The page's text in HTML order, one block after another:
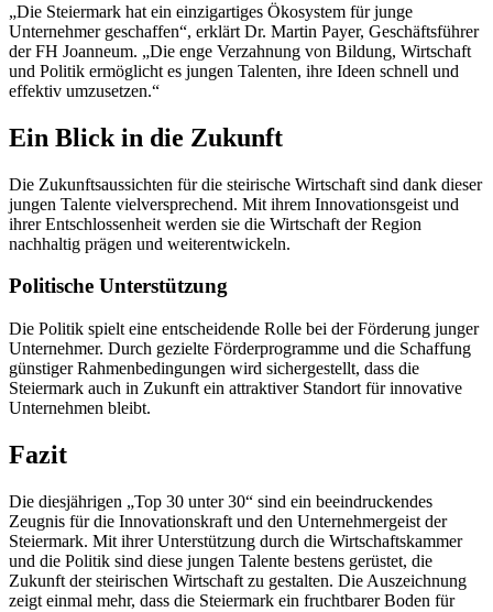
„Die Steiermark hat ein einzigartiges Ökosystem für junge
Unternehmer geschaffen“, erklärt Dr. Martin Payer, Geschäftsführer
der FH Joanneum. „Die enge Verzahnung von Bildung, Wirtschaft
und Politik ermöglicht es jungen Talenten, ihre Ideen schnell und
effektiv umzusetzen.“
Ein Blick in die Zukunft
Die Zukunftsaussichten für die steirische Wirtschaft sind dank dieser
jungen Talente vielversprechend. Mit ihrem Innovationsgeist und
ihrer Entschlossenheit werden sie die Wirtschaft der Region
nachhaltig prägen und weiterentwickeln.
Politische Unterstützung
Die Politik spielt eine entscheidende Rolle bei der Förderung junger
Unternehmer. Durch gezielte Förderprogramme und die Schaffung
günstiger Rahmenbedingungen wird sichergestellt, dass die
Steiermark auch in Zukunft ein attraktiver Standort für innovative
Unternehmen bleibt.
Fazit
Die diesjährigen „Top 30 unter 30“ sind ein beeindruckendes
Zeugnis für die Innovationskraft und den Unternehmergeist der
Steiermark. Mit ihrer Unterstützung durch die Wirtschaftskammer
und die Politik sind diese jungen Talente bestens gerüstet, die
Zukunft der steirischen Wirtschaft zu gestalten. Die Auszeichnung
zeigt einmal mehr, dass die Steiermark ein fruchtbarer Boden für